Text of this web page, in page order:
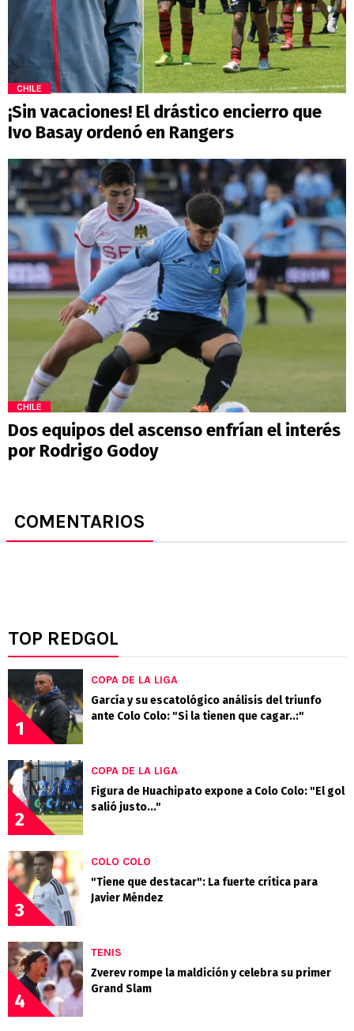
CHILE
¡Sin vacaciones! El drástico encierro que
Ivo Basay ordenó en Rangers
CHILE
Dos equipos del ascenso enfrían el interés
por Rodrigo Godoy
COMENTARIOS
TOP REDGOL
1
COPA DE LA LIGA
García y su escatológico análisis del triunfo
ante Colo Colo: "Si la tienen que cagar..:"
2
COPA DE LA LIGA
Figura de Huachipato expone a Colo Colo: "El gol
salió justo..."
3
COLO COLO
"Tiene que destacar": La fuerte crítica para
Javier Méndez
4
TENIS
Zverev rompe la maldición y celebra su primer
Grand Slam